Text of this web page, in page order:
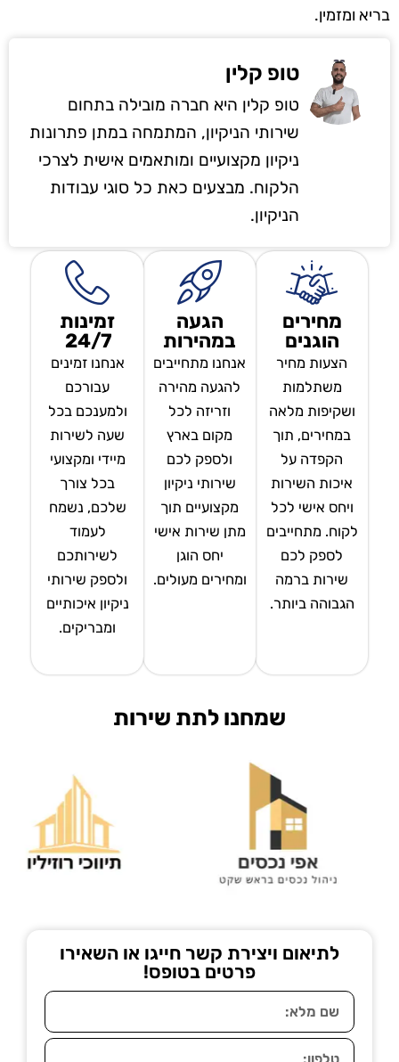
בריא ומזמין.
טופ קלין
טופ קלין היא חברה מובילה בתחום
שירותי הניקיון, המתמחה במתן פתרונות
ניקיון מקצועיים ומותאמים אישית לצרכי
הלקוח. מבצעים כאת כל סוגי עבודות
הניקיון.
מחירים
הוגנים
הצעות מחיר
משתלמות
ושקיפות מלאה
במחירים, תוך
הקפדה על
איכות השירות
ויחס אישי לכל
לקוח. מתחייבים
לספק לכם
שירות ברמה
הגבוהה ביותר.
הגעה
במהירות
אנחנו מתחייבים
להגעה מהירה
וזריזה לכל
מקום בארץ
ולספק לכם
שירותי ניקיון
מקצועיים תוך
מתן שירות אישי
יחס הוגן
ומחירים מעולים.
זמינות
24/7
אנחנו זמינים
עבורכם
ולמענכם בכל
שעה לשירות
מיידי ומקצועי
בכל צורך
שלכם, נשמח
לעמוד
לשירותכם
ולספק שירותי
ניקיון איכותיים
ומבריקים.
שמחנו לתת שירות
לתיאום ויצירת קשר חייגו או השאירו
פרטים בטופס!